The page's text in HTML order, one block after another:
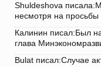
Shuldeshova
несмотря на просьбы
Калинин писал:Был
глава
Bulat писал:Случае